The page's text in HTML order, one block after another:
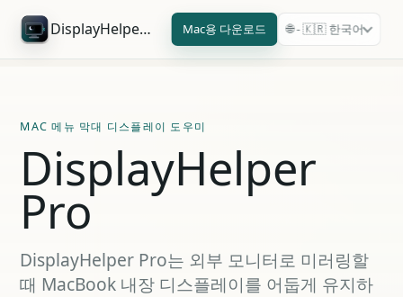
DisplayHelper Pro Mac용 다운로드 🌐 - 🇰🇷 한국어
MAC 메뉴 막대 디스플레이 도우미
DisplayHelper
Pro
DisplayHelper Pro는 외부 모니터로 미러링할
때 MacBook 내장 디스플레이를 어둡게 유지하